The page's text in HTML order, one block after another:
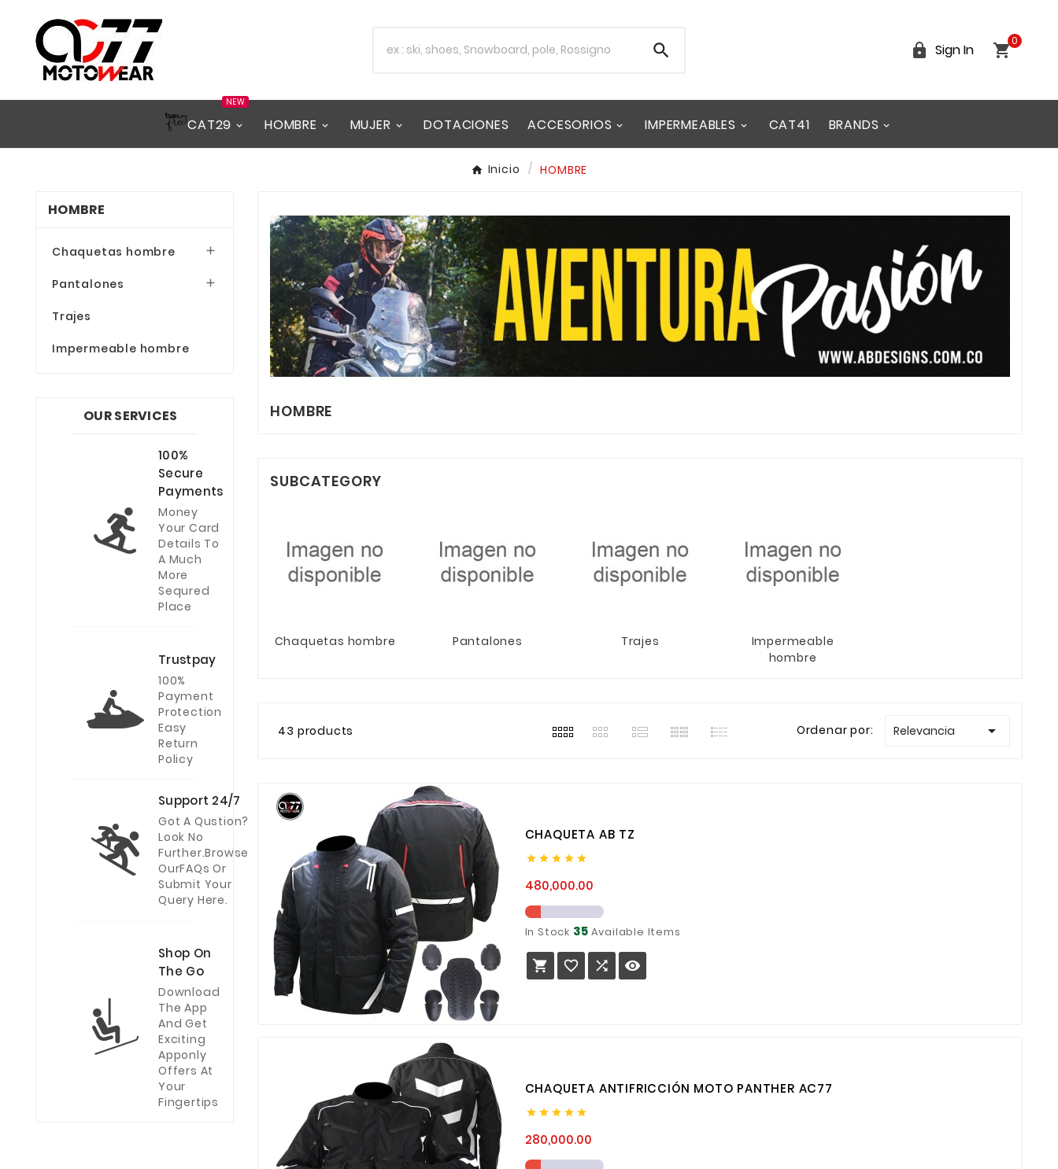
  Sign In 
0
CAT29
NEW
HOMBRE MUJER DOTACIONES ACCESORIOS IMPERMEABLES CAT41 BRANDS
Inicio HOMBRE
HOMBRE
Chaquetas hombre 
Pantalones 
Trajes
Impermeable hombre
OUR SERVICES
100%
Secure
Payments
Money
Your Card
Details To
A Much
More
Sequred
Place
Trustpay
100%
Payment
Protection
Easy
Return
Policy
Support 24/7
Got A Qustion?
Look No
Further.Browse
OurFAQs Or
Submit Your
Query Here.
Shop On
The Go
Download
The App
And Get
Exciting
Apponly
Offers At
Your
Fingertips
HOMBRE
SUBCATEGORY
Chaquetas hombre Pantalones Trajes
Impermeable
hombre
43 products Ordenar por: Relevancia 
CHAQUETA AB TZ
    
480,000.00
In Stock 35Available Items
   
CHAQUETA ANTIFRICCIÓN MOTO PANTHER AC77
    
280,000.00